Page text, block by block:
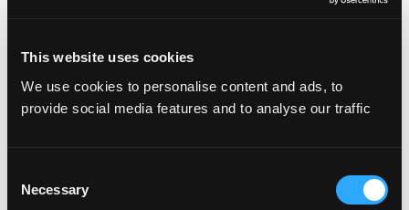
This website uses cookies
We use cookies to personalise content and ads, to
provide social media features and to analyse our traffic
Selection
Necessary
GEPLAATST OP MEI 5, 2019 ADMIN